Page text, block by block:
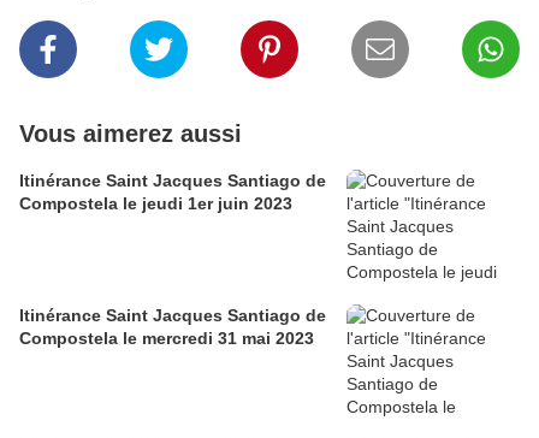
Vous aimerez aussi
Itinérance Saint Jacques Santiago de
Compostela le jeudi 1er juin 2023
Itinérance Saint Jacques Santiago de
Compostela le mercredi 31 mai 2023